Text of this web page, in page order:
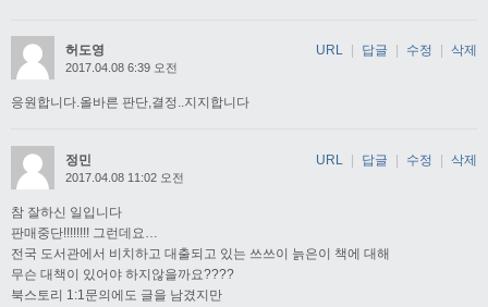
허도영
2017.04.08 6:39 오전
응원합니다.올바른 판단,결정..지지합니다
URL 답글 수정 삭제
정민
2017.04.08 11:02 오전
참 잘하신 일입니다
판매중단!!!!!!!! 그런데요…
전국 도서관에서 비치하고 대출되고 있는 쓰쓰이 늙은이 책에 대해
무슨 대책이 있어야 하지않을까요????
북스토리 1:1문의에도 글을 남겼지만
URL | 답글 | 수정 | 삭제